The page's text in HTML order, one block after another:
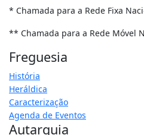
* Chamada para a Rede Fixa
** Chamada para a Rede Móvel
Freguesia
História
Heráldica
Caracterização
Agenda de Eventos
Autarquia